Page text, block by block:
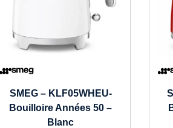
SMEG – KLF05WHEU-
Bouilloire Années 50 –
Blanc